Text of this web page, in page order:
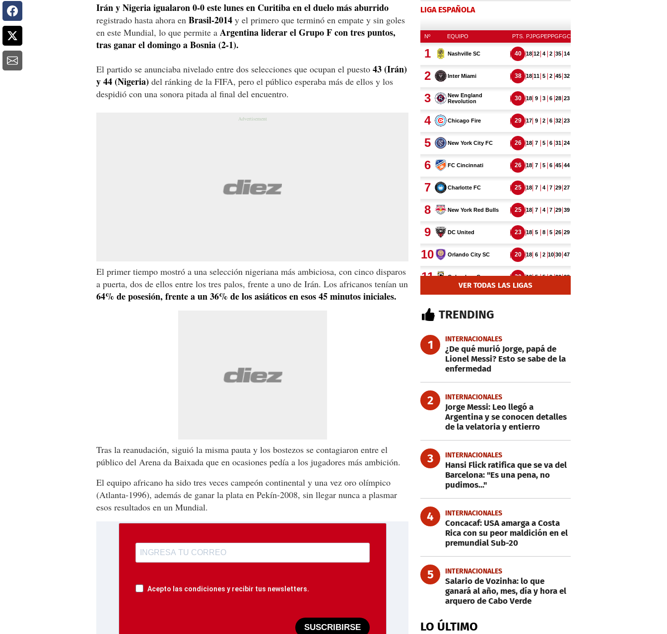
Irán y Nigeria igualaron 0-0 este lunes en Curitiba en el duelo más aburrido
registrado hasta ahora en Brasil-2014 y el primero que terminó en empate y sin goles
en este Mundial, lo que permite a Argentina liderar el Grupo F con tres puntos,
tras ganar el domingo a Bosnia (2-1).
El partido se anunciaba nivelado entre dos selecciones que ocupan el puesto 43 (Irán)
y 44 (Nigeria) del ránking de la FIFA, pero el público esperaba más de ellos y los
despidió con una sonora pitada al final del encuentro.
El primer tiempo mostró a una selección nigeriana más ambiciosa, con cinco disparos
a puerta, dos de ellos entre los tres palos, frente a uno de Irán. Los africanos tenían un
64% de posesión, frente a un 36% de los asiáticos en esos 45 minutos iniciales.
Tras la reanudación, siguió la misma pauta y los bostezos se contagiaron entre el
público del Arena da Baixada que en ocasiones pedía a los jugadores más ambición.
El equipo africano ha sido tres veces campeón continental y una vez oro olímpico
(Atlanta-1996), además de ganar la plata en Pekín-2008, sin llegar nunca a plasmar
esos resultados en un Mundial.
Acepto las condiciones y recibir tus newsletters.
SUSCRIBIRSE
LIGA ESPAÑOLA
VER TODAS LAS LIGAS
TRENDING
1 INTERNACIONALES
¿De qué murió Jorge, papá de
Lionel Messi? Esto se sabe de la
enfermedad
2 INTERNACIONALES
Jorge Messi: Leo llegó a
Argentina y se conocen detalles
de la velatoria y entierro
3 INTERNACIONALES
Hansi Flick ratifica que se va del
Barcelona: "Es una pena, no
pudimos..."
4 INTERNACIONALES
Concacaf: USA amarga a Costa
Rica con su peor maldición en el
premundial Sub-20
5 INTERNACIONALES
Salario de Vozinha: lo que
ganará al año, mes, día y hora el
arquero de Cabo Verde
LO ÚLTIMO